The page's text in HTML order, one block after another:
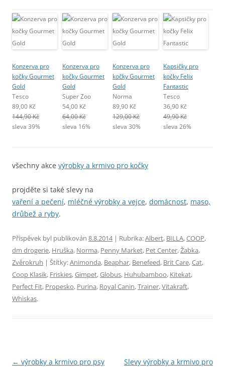
Konzerva pro
kočky Gourmet
Gold
Tesco
89,00 Kč
144,90 Kč
sleva 39%
Konzerva pro
kočky Gourmet
Gold
Super Zoo
54,00 Kč
64,00 Kč
sleva 16%
Konzerva pro
kočky Gourmet
Gold
Norma
89,90 Kč
129,00 Kč
sleva 30%
Kapsičky pro
kočky Felix
Fantastic
Tesco
36,90 Kč
49,90 Kč
sleva 26%
všechny akce výrobky a krmivo pro kočky
projděte si také slevy na
vaření a pečení, mléčné výrobky a vejce, domácnost, maso,
drůbež a ryby.
Příspěvek byl publikován 8.8.2014| Rubrika:Albert, BILLA,COOP,
dm drogerie, Hruška, Norma, Penny Market, Pet Center,Žabka,
Zvěrokruh | Štítky:Animonda, Beaphar, Benefeed, Brit Care,Cat,
Coop Klasik, Friskies,Gimpet,Globus, Huhubamboo, Kitekat,
Perfect Fit, Propesko, Purina, Royal Canin,Trainer,Vitakraft,
Whiskas.
Navigace
← výrobky a krmivo pro psy
Slevy výrobky a krmivo pro